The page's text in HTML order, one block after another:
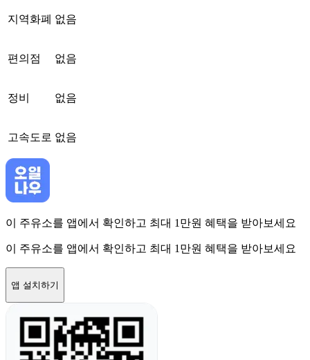
지역화폐 없음
편의점 없음
정비 없음
고속도로 없음
이 주유소를 앱에서 확인하고 최대 1만원 혜택을 받아보세요
이 주유소를 앱에서 확인하고 최대 1만원 혜택을 받아보세요
앱 설치하기